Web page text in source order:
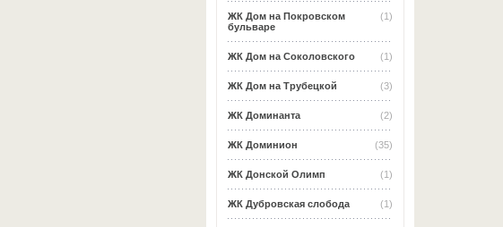
(1)
ЖК Дом на Покровском
бульваре
(1)
ЖК Дом на Соколовского
(3)
ЖК Дом на Трубецкой
(2)
ЖК Доминанта
(35)
ЖК Доминион
(1)
ЖК Донской Олимп
(1)
ЖК Дубровская слобода